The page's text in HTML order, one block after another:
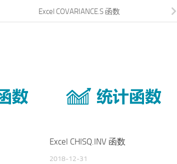
Excel COVARIANCE.S 函数
Excel CHISQ.INV 函数
2018-12-31